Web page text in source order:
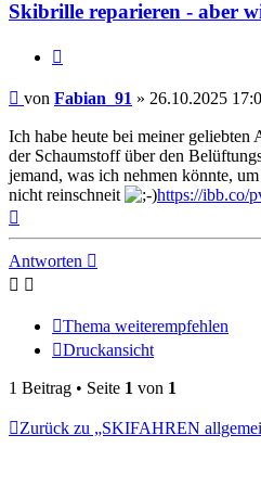
Skibrille reparieren - aber
Beitrag
von Fabian_91 » 26.10.2025
Ich habe heute bei meiner geliebten
der Schaumstoff über den
jemand, was ich nehmen könnte,
nicht reinschneit
https://ibb.co/
Antworten
Thema weiterempfehlen
Druckansicht
1 Beitrag • Seite 1 von 1
Zurück zu „SKIFAHREN